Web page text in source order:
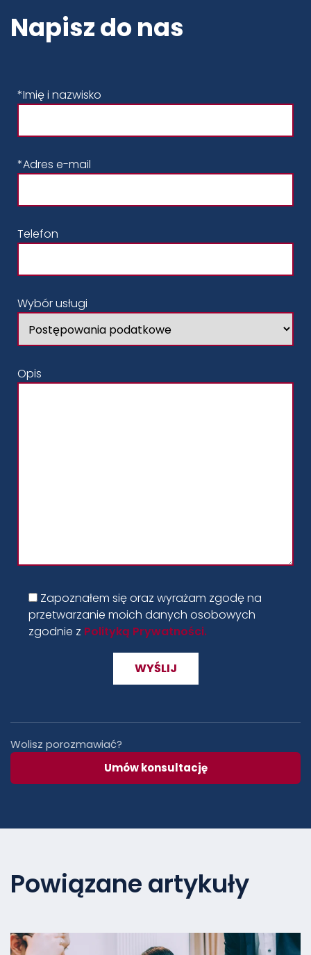
Napisz do nas
*Imię i nazwisko
*Adres e-mail
Telefon
Wybór usługi
Opis
Zapoznałem się oraz wyrażam zgodę na
przetwarzanie moich danych osobowych
zgodnie z Polityką Prywatności.
Wolisz porozmawiać?
Umów konsultację
Powiązane artykuły